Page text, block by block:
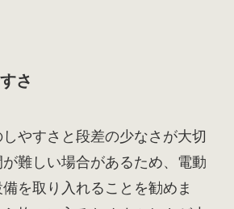
さ
やすさと段差の少なさが大切
難しい場合があるため、電動
を取り入れることを勧めま